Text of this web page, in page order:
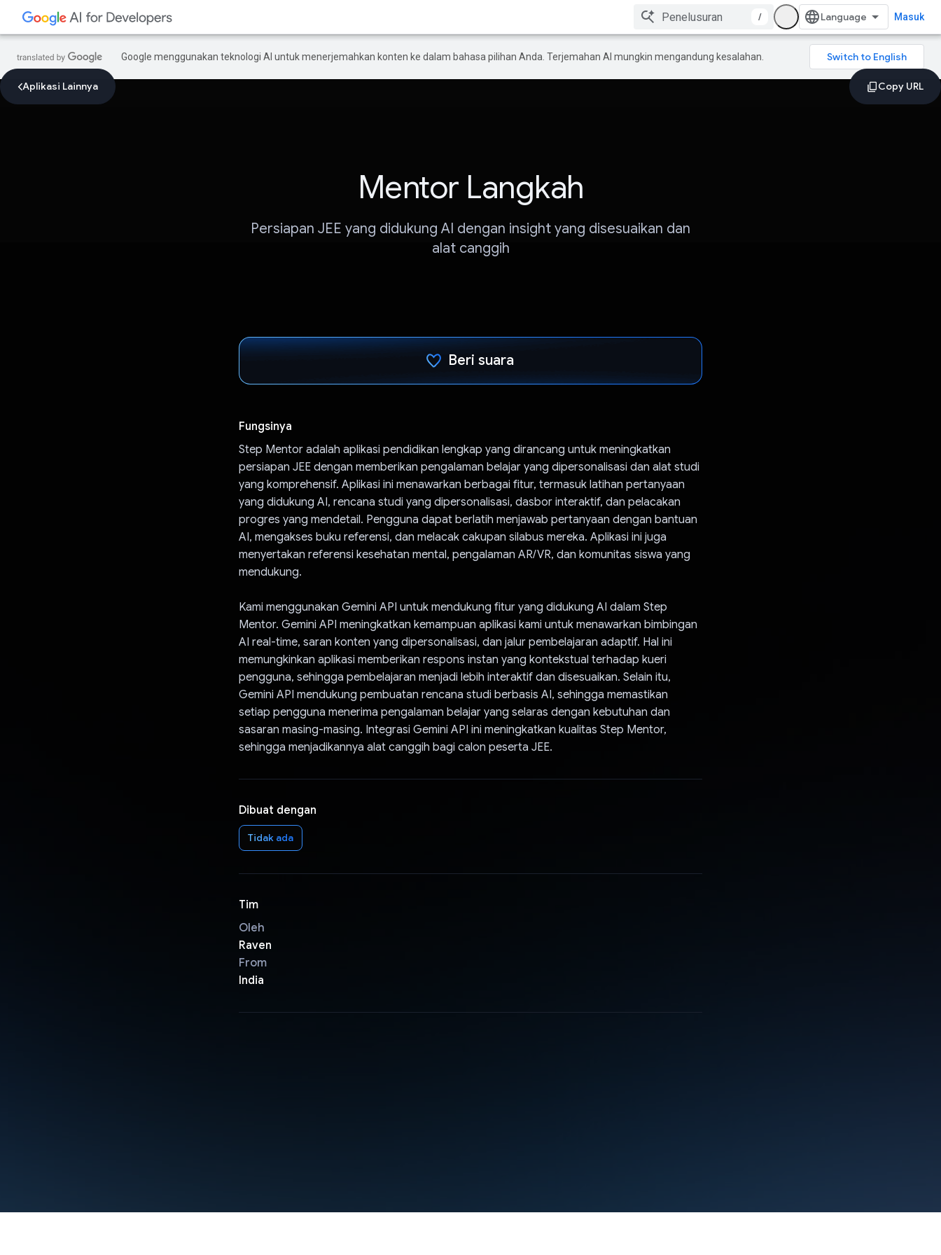
/ Masuk
Google menggunakan teknologi AI untuk menerjemahkan konten ke dalam bahasa pilihan Anda. Terjemahan AI mungkin mengandung kesalahan.
Aplikasi Lainnya
Mentor Langkah
Persiapan JEE yang didukung AI dengan insight yang disesuaikan dan
alat canggih
Beri suara
Fungsinya
Step Mentor adalah aplikasi pendidikan lengkap yang dirancang untuk meningkatkan
persiapan JEE dengan memberikan pengalaman belajar yang dipersonalisasi dan alat studi
yang komprehensif. Aplikasi ini menawarkan berbagai fitur, termasuk latihan pertanyaan
yang didukung AI, rencana studi yang dipersonalisasi, dasbor interaktif, dan pelacakan
progres yang mendetail. Pengguna dapat berlatih menjawab pertanyaan dengan bantuan
AI, mengakses buku referensi, dan melacak cakupan silabus mereka. Aplikasi ini juga
menyertakan referensi kesehatan mental, pengalaman AR/VR, dan komunitas siswa yang
mendukung.
Kami menggunakan Gemini API untuk mendukung fitur yang didukung AI dalam Step
Mentor. Gemini API meningkatkan kemampuan aplikasi kami untuk menawarkan bimbingan
AI real-time, saran konten yang dipersonalisasi, dan jalur pembelajaran adaptif. Hal ini
memungkinkan aplikasi memberikan respons instan yang kontekstual terhadap kueri
pengguna, sehingga pembelajaran menjadi lebih interaktif dan disesuaikan. Selain itu,
Gemini API mendukung pembuatan rencana studi berbasis AI, sehingga memastikan
setiap pengguna menerima pengalaman belajar yang selaras dengan kebutuhan dan
sasaran masing-masing. Integrasi Gemini API ini meningkatkan kualitas Step Mentor,
sehingga menjadikannya alat canggih bagi calon peserta JEE.
Dibuat dengan
Tidak ada
Tim
Oleh
Raven
From
India